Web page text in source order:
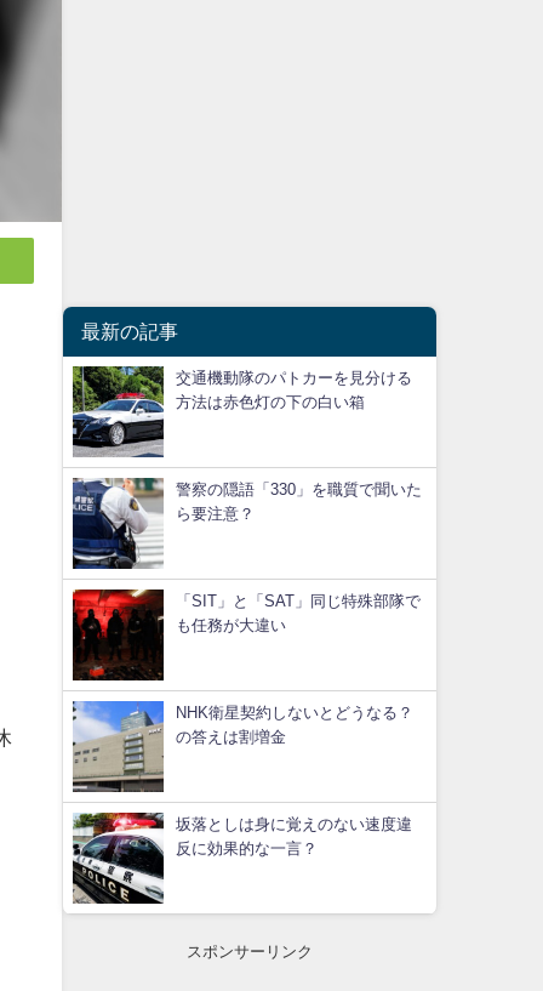
最新の記事
交通機動隊のパトカーを見分ける
方法は赤色灯の下の白い箱
警察の隠語「330」を職質で聞いた
ら要注意？
「SIT」と「SAT」同じ特殊部隊で
も任務が大違い
NHK衛星契約しないとどうなる？
の答えは割増金
坂落としは身に覚えのない速度違
反に効果的な一言？
スポンサーリンク